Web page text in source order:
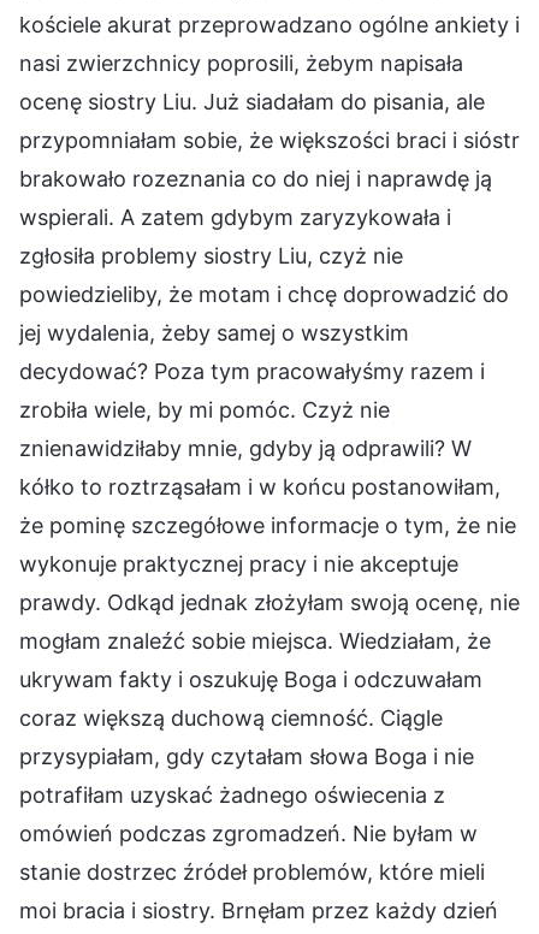
kościele akurat przeprowadzano ogólne ankiety i
nasi zwierzchnicy poprosili, żebym napisała
ocenę siostry Liu. Już siadałam do pisania, ale
przypomniałam sobie, że większości braci i sióstr
brakowało rozeznania co do niej i naprawdę ją
wspierali. A zatem gdybym zaryzykowała i
zgłosiła problemy siostry Liu, czyż nie
powiedzieliby, że motam i chcę doprowadzić do
jej wydalenia, żeby samej o wszystkim
decydować? Poza tym pracowałyśmy razem i
zrobiła wiele, by mi pomóc. Czyż nie
znienawidziłaby mnie, gdyby ją odprawili? W
kółko to roztrząsałam i w końcu postanowiłam,
że pominę szczegółowe informacje o tym, że nie
wykonuje praktycznej pracy i nie akceptuje
prawdy. Odkąd jednak złożyłam swoją ocenę, nie
mogłam znaleźć sobie miejsca. Wiedziałam, że
ukrywam fakty i oszukuję Boga i odczuwałam
coraz większą duchową ciemność. Ciągle
przysypiałam, gdy czytałam słowa Boga i nie
potrafiłam uzyskać żadnego oświecenia z
omówień podczas zgromadzeń. Nie byłam w
stanie dostrzec źródeł problemów, które mieli
moi bracia i siostry. Brnęłam przez każdy dzień